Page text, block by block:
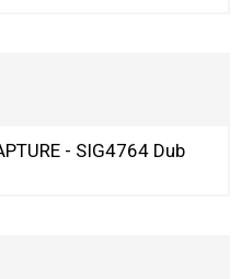
- SIG4764 Dub